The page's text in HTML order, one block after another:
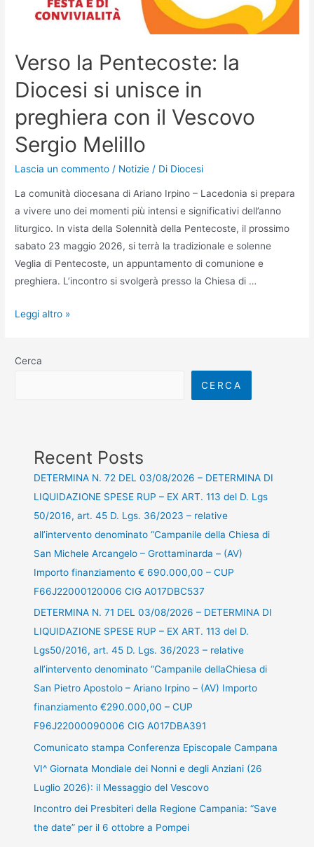
Verso la Pentecoste: la
Diocesi si unisce in
preghiera con il Vescovo
Sergio Melillo
Lascia un commento / Notizie / Di Diocesi
La comunità diocesana di Ariano Irpino – Lacedonia si prepara
a vivere uno dei momenti più intensi e significativi dell’anno
liturgico. In vista della Solennità della Pentecoste, il prossimo
sabato 23 maggio 2026, si terrà la tradizionale e solenne
Veglia di Pentecoste, un appuntamento di comunione e
preghiera. L’incontro si svolgerà presso la Chiesa di …
Leggi altro »
Cerca
CERCA
Recent Posts
DETERMINA N. 72 DEL 03/08/2026 – DETERMINA DI
LIQUIDAZIONE SPESE RUP – EX ART. 113 del D. Lgs
50/2016, art. 45 D. Lgs. 36/2023 – relative
all’intervento denominato “Campanile della Chiesa di
San Michele Arcangelo – Grottaminarda – (AV)
Importo finanziamento € 690.000,00 – CUP
F66J22000120006 CIG A017DBC537
DETERMINA N. 71 DEL 03/08/2026 – DETERMINA DI
LIQUIDAZIONE SPESE RUP – EX ART. 113 del D.
Lgs50/2016, art. 45 D. Lgs. 36/2023 – relative
all’intervento denominato “Campanile dellaChiesa di
San Pietro Apostolo – Ariano Irpino – (AV) Importo
finanziamento €290.000,00 – CUP
F96J22000090006 CIG A017DBA391
Comunicato stampa Conferenza Episcopale Campana
VI^ Giornata Mondiale dei Nonni e degli Anziani (26
Luglio 2026): il Messaggio del Vescovo
Incontro dei Presbiteri della Regione Campania: “Save
the date” per il 6 ottobre a Pompei